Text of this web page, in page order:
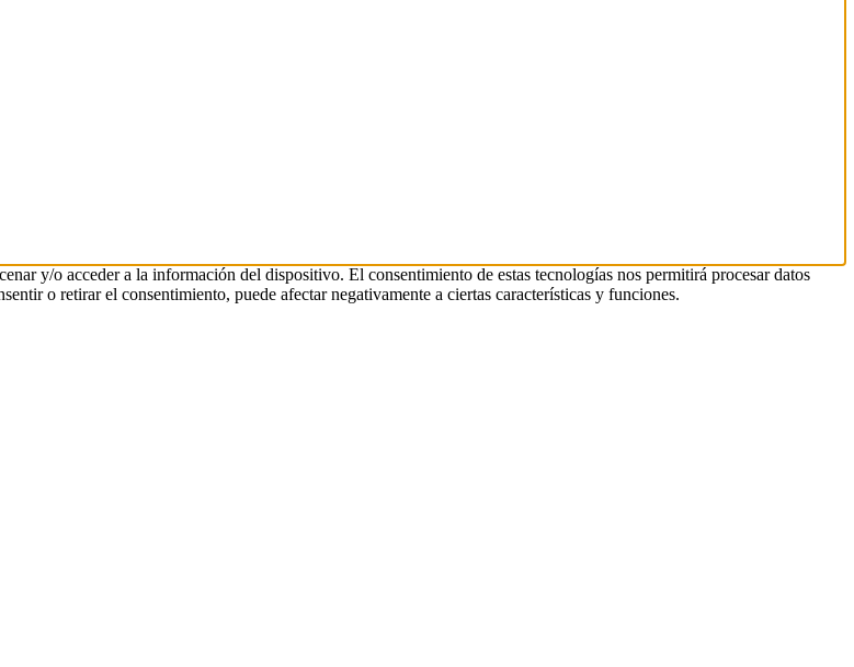
y/o acceder a la información del dispositivo. El consentimiento de estas tecnologías nos permitirá procesar datos
o retirar el consentimiento, puede afectar negativamente a ciertas características y funciones.